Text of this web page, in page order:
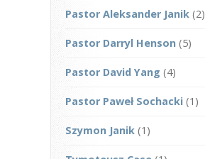
Pastor Aleksander Janik (2)
Pastor Darryl Henson (5)
Pastor David Yang (4)
Pastor Paweł Sochacki (1)
Szymon Janik (1)